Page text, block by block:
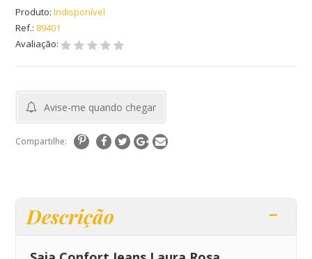
Produto: Indisponível
Ref.: 89401
Avaliação:
Avise-me quando chegar
Compartilhe:
Descrição